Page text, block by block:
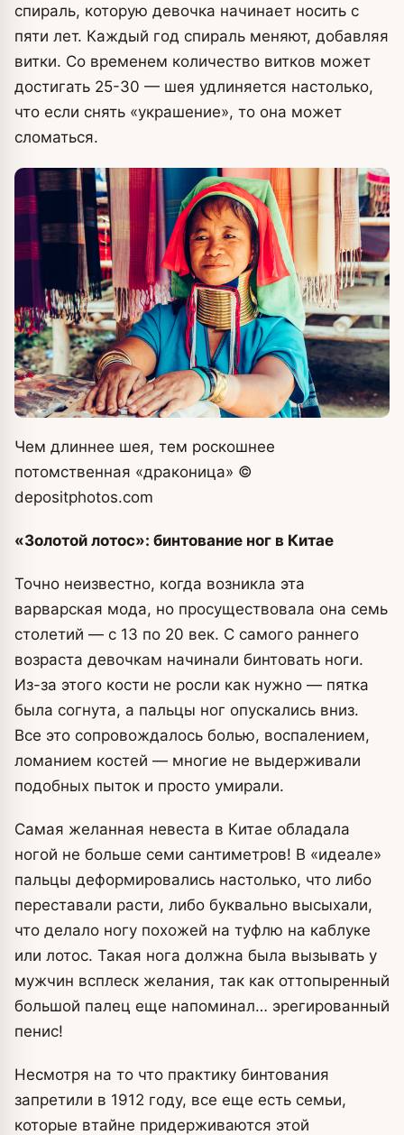
спираль, которую девочка начинает носить с
пяти лет. Каждый год спираль меняют, добавляя
витки. Со временем количество витков может
достигать 25-30 — шея удлиняется настолько,
что если снять «украшение», то она может
сломаться.
Чем длиннее шея, тем роскошнее
потомственная «драконица» ©
depositphotos.com
«Золотой лотос»: бинтование ног в Китае
Точно неизвестно, когда возникла эта
варварская мода, но просуществовала она семь
столетий — с 13 по 20 век. С самого раннего
возраста девочкам начинали бинтовать ноги.
Из-за этого кости не росли как нужно — пятка
была согнута, а пальцы ног опускались вниз.
Все это сопровождалось болью, воспалением,
ломанием костей — многие не выдерживали
подобных пыток и просто умирали.
Самая желанная невеста в Китае обладала
ногой не больше семи сантиметров! В «идеале»
пальцы деформировались настолько, что либо
переставали расти, либо буквально высыхали,
что делало ногу похожей на туфлю на каблуке
или лотос. Такая нога должна была вызывать у
мужчин всплеск желания, так как оттопыренный
большой палец еще напоминал… эрегированный
пенис!
Несмотря на то что практику бинтования
запретили в 1912 году, все еще есть семьи,
которые втайне придерживаются этой